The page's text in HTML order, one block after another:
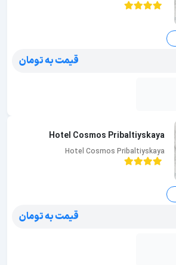
قیمت به تومان
Hotel Cosmos Pribaltiyskaya
Hotel Cosmos Pribaltiyskaya
قیمت به تومان